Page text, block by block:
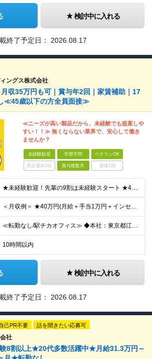
検討中に入れる
終了予定日： 2026.08.17
ングス株式会社
収35万円も可｜賞与年2回｜家賃補助｜17
≪45歳以下の方全員面接≫
≪ニーズが高い製品だから、未経験でも提案しや
すい！！≫ 無くならない業界で、安心して働き
ませんか？
未経験歓迎 学歴不問 ベテランOK
完全週休2日 賞与複数月 面接1回
★未経験歓迎！先輩の9割は未経験スタート ★45歳以下の方は全員面接 ◆学歴不問 ◆普通自動車免許(AT限定可) ◆45歳までの方※若年層の長期キャリア形成を図るため できるだけ多くの方とお会いし
＜月収例＞ ★40万円(月給＋手当1万円＋インセンティブ)／入社4年目・30代 ★28.5万円(月給＋手当1万円＋インセンティブ)／入社2年目 ◆月給24万7,000円以上～＋賞与年2回＋インセンテ
≪転勤なし/駅チカオフィス≫ ◆本社：東京都江戸川区東葛西6-1-17 第6カネ長ビル6F ※(変更の範囲)上記を除く当社関連勤務地
10時間以内
検討中に入れる
終了予定日： 2026.08.17
己PR不要 話を聞きたい応募可
社
8割以上★20代多数活躍中★月給31.3万円～